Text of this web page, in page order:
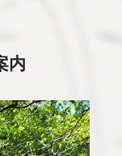
内